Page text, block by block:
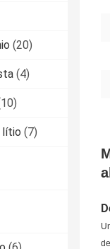
(20)
(4)
lítio (7)